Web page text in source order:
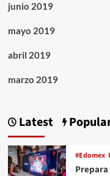
junio 2019
mayo 2019
abril 2019
marzo 2019
Latest
#Edomex